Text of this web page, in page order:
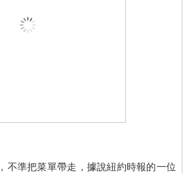
不準把菜單帶走，據說紐約時報的一位